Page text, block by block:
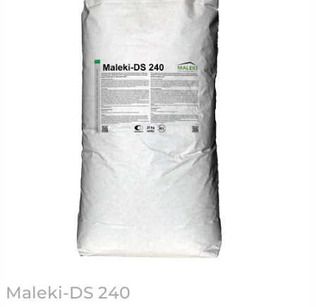
Maleki-DS 240